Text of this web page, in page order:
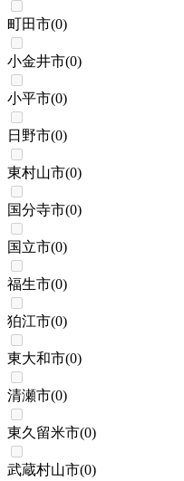
町田市(0)
小金井市(0)
小平市(0)
日野市(0)
東村山市(0)
国分寺市(0)
国立市(0)
福生市(0)
狛江市(0)
東大和市(0)
清瀬市(0)
東久留米市(0)
武蔵村山市(0)